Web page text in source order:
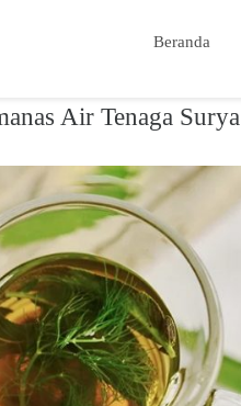
Beranda
Air Tenaga Surya